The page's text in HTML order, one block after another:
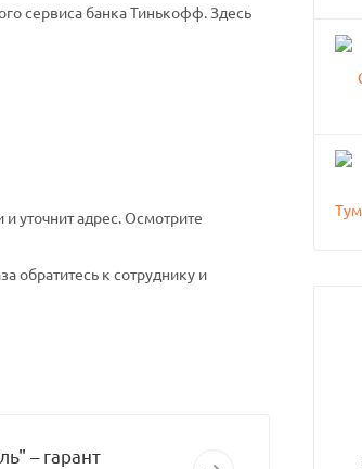
сервиса банка Тинькофф. Здесь
уточнит адрес. Осмотрите
обратитесь к сотруднику и
– гарант